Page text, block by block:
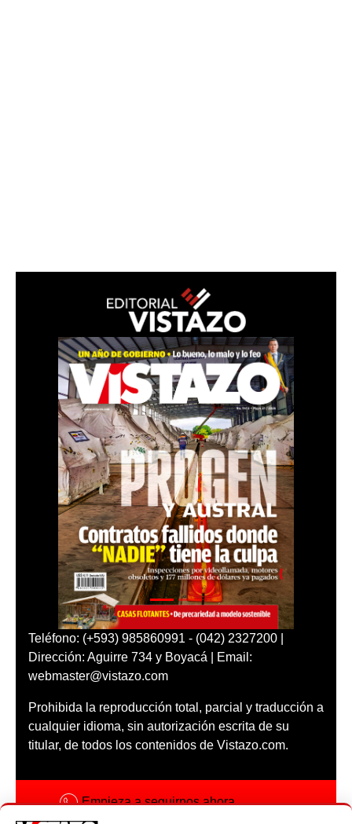
Teléfono: (+593) 985860991 - (042) 2327200 |
Dirección: Aguirre 734 y Boyacá | Email:
webmaster@vistazo.com
Prohibida la reproducción total, parcial y traducción a
cualquier idioma, sin autorización escrita de su
titular, de todos los contenidos de Vistazo.com.
Empieza a seguirnos ahora